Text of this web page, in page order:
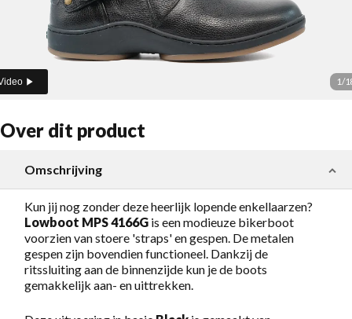
1/
Over dit product
Omschrijving
Kun jij nog zonder deze heerlijk lopende enkellaarzen?
Lowboot MPS 4166G is een modieuze bikerboot
voorzien van stoere 'straps' en gespen. De metalen
gespen zijn bovendien functioneel. Dankzij de
ritssluiting aan de binnenzijde kun je de boots
gemakkelijk aan- en uittrekken.